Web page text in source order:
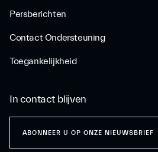
Persberichten
Contact Ondersteuning
Toegankelijkheid
In contact blijven
ABONNEER U OP ONZE NIEUWSBRIEF